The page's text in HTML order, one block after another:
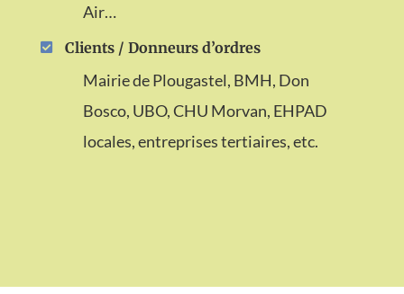
Air…
 Clients / Donneurs d’ordres
Mairie de Plougastel, BMH, Don
Bosco, UBO, CHU Morvan, EHPAD
locales, entreprises tertiaires, etc.